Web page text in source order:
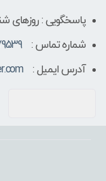
پاسخگویی : روزهای شنبه تا
شماره تماس :
آدرس ایمیل :